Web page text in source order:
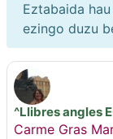
Eztabaida
ezingo duzu
^Llibres angles
Carme Gras
Erantzun